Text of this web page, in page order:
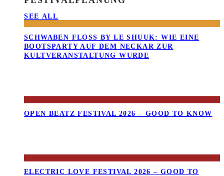
SEE ALL
SCHWABEN FLOSS BY LE SHUUK: WIE EINE B
OOTSPARTY AUF DEM NECKAR ZUR K
ULTVERANSTALTUNG WURDE
OPEN BEATZ FESTIVAL 2026 – GOOD TO KNOW
ELECTRIC LOVE FESTIVAL 2026 – GOOD TO